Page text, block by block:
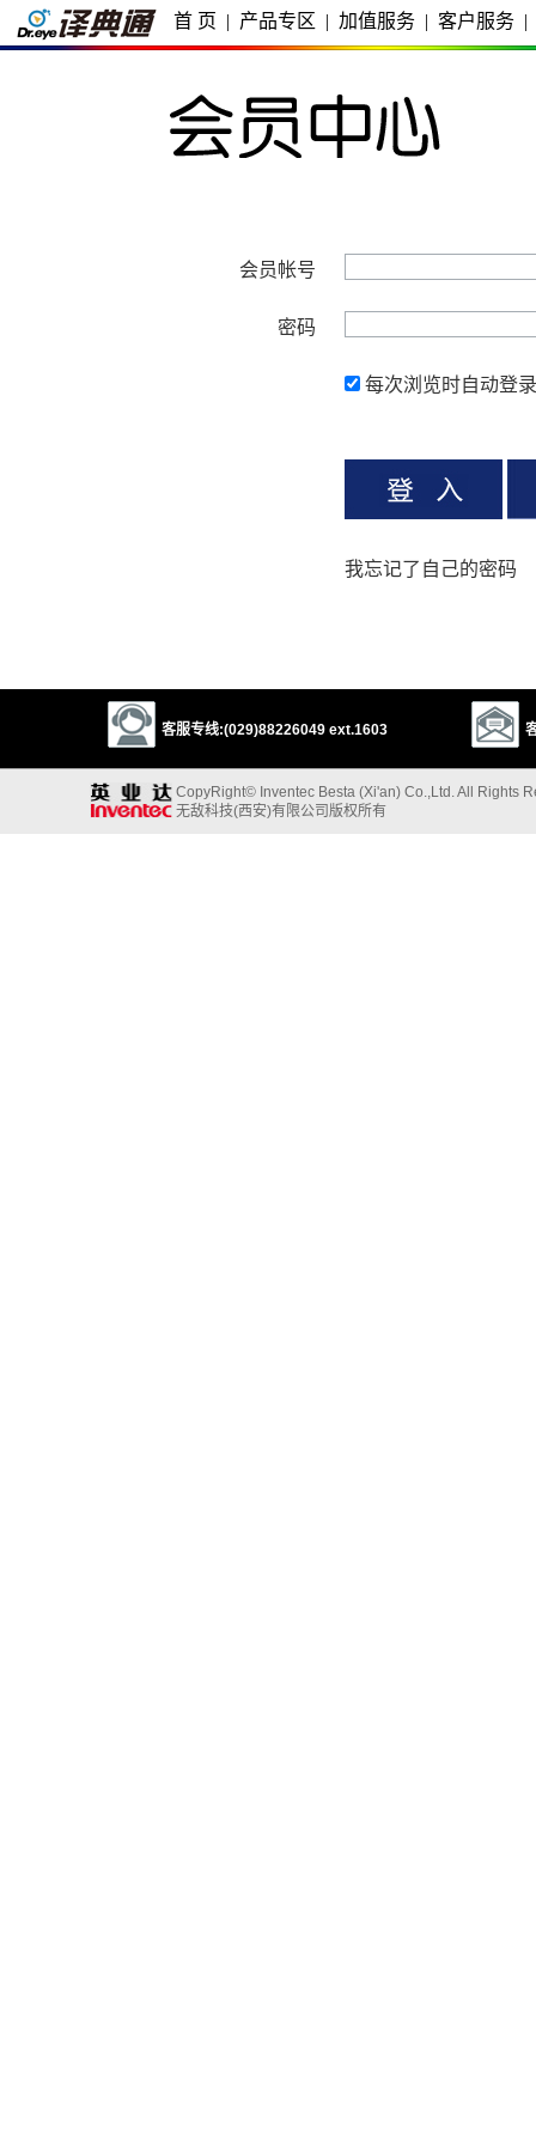
首 页 | 产品专区 | 加值服务 | 客户服务 |
会员帐号
密码
每次浏览时自动登录
我忘记了自己的密码
客服专线:(029)88226049 ext.1603
CopyRight© Inventec Besta (Xi'an) Co.,Ltd. All Rights
无敌科技(西安)有限公司版权所有